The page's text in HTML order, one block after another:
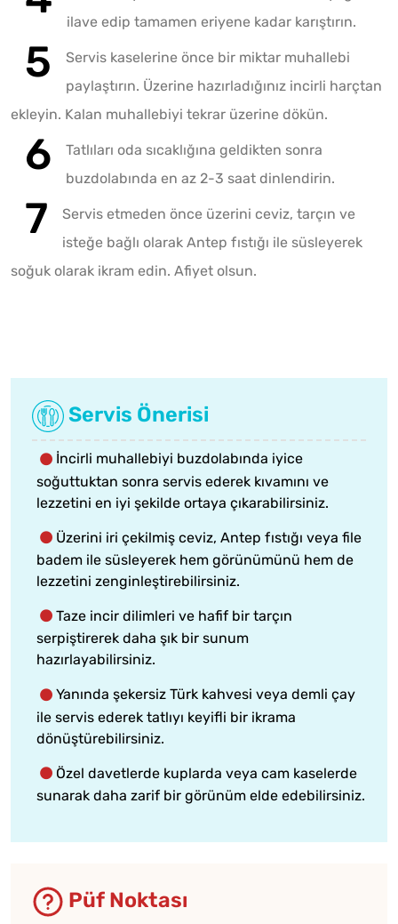
ilave edip tamamen eriyene kadar karıştırın.
Servis kaselerine önce bir miktar muhallebi
paylaştırın. Üzerine hazırladığınız incirli harçtan
ekleyin. Kalan muhallebiyi tekrar üzerine dökün.
Tatlıları oda sıcaklığına geldikten sonra
buzdolabında en az 2-3 saat dinlendirin.
Servis etmeden önce üzerini ceviz, tarçın ve
isteğe bağlı olarak Antep fıstığı ile süsleyerek
soğuk olarak ikram edin. Afiyet olsun.
Servis Önerisi
İncirli muhallebiyi buzdolabında iyice
soğuttuktan sonra servis ederek kıvamını ve
lezzetini en iyi şekilde ortaya çıkarabilirsiniz.
Üzerini iri çekilmiş ceviz, Antep fıstığı veya file
badem ile süsleyerek hem görünümünü hem de
lezzetini zenginleştirebilirsiniz.
Taze incir dilimleri ve hafif bir tarçın
serpiştirerek daha şık bir sunum
hazırlayabilirsiniz.
Yanında şekersiz Türk kahvesi veya demli çay
ile servis ederek tatlıyı keyifli bir ikrama
dönüştürebilirsiniz.
Özel davetlerde kuplarda veya cam kaselerde
sunarak daha zarif bir görünüm elde edebilirsiniz.
Püf Noktası